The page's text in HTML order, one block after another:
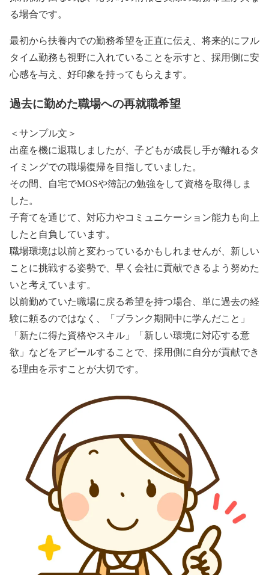
る場合です。
最初から扶養内での勤務希望を正直に伝え、将来的にフル
タイム勤務も視野に入れていることを示すと、採用側に安
心感を与え、好印象を持ってもらえます。
過去に勤めた職場への再就職希望
＜サンプル文＞
出産を機に退職しましたが、子どもが成長し手が離れるタ
イミングでの職場復帰を目指していました。
その間、自宅でMOSや簿記の勉強をして資格を取得しま
した。
子育てを通じて、対応力やコミュニケーション能力も向上
したと自負しています。
職場環境は以前と変わっているかもしれませんが、新しい
ことに挑戦する姿勢で、早く会社に貢献できるよう努めた
いと考えています。
以前勤めていた職場に戻る希望を持つ場合、単に過去の経
験に頼るのではなく、「ブランク期間中に学んだこと」
「新たに得た資格やスキル」「新しい環境に対応する意
欲」などをアピールすることで、採用側に自分が貢献でき
る理由を示すことが大切です。